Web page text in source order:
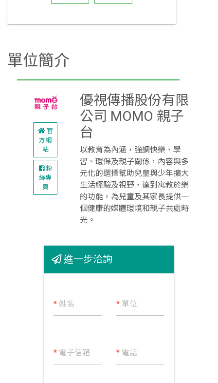
單位簡介
官
方網
站
粉
絲專
頁
優視傳播股份有限
公司 MOMO 親子
台
以教育為內涵，強調快樂、學
習、環保及親子關係，內容與多
元化的選擇幫助兒童與少年擴大
生活經驗及視野，達到寓教於樂
的功能，為兒童及其家長提供一
個健康的媒體環境和親子共處時
光。
進一步洽詢
*姓名 * 單位
*電子信箱 * 電話